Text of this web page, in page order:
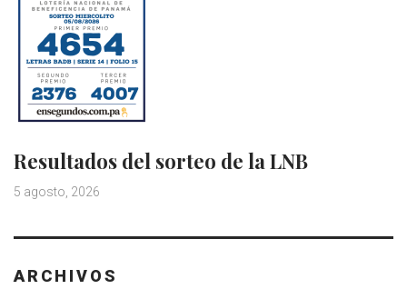
Resultados del sorteo de la LNB
5 agosto, 2026
ARCHIVOS